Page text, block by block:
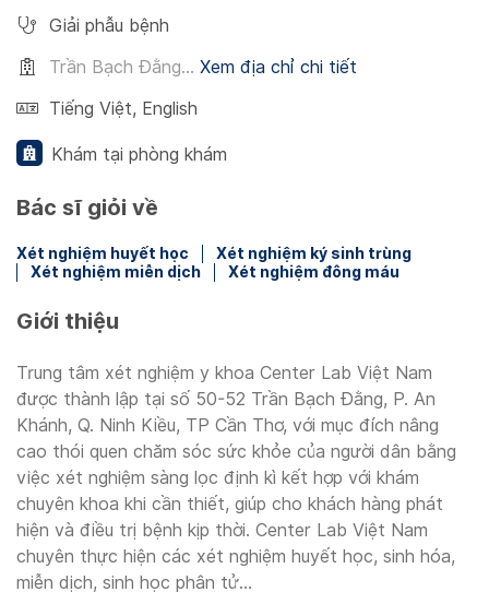
Giải phẫu bệnh
Trần Bạch Đằng... Xem địa chỉ chi tiết
Tiếng Việt, English
Khám tại phòng khám
Bác sĩ giỏi về
Xét nghiệm huyết học
Xét nghiệm ký sinh trùng
Xét nghiệm miễn dịch
Xét nghiệm đông máu
Giới thiệu
Trung tâm xét nghiệm y khoa Center Lab Việt Nam
được thành lập tại số 50-52 Trần Bạch Đằng, P. An
Khánh, Q. Ninh Kiều, TP Cần Thơ, với mục đích nâng
cao thói quen chăm sóc sức khỏe của người dân bằng
việc xét nghiệm sàng lọc định kì kết hợp với khám
chuyên khoa khi cần thiết, giúp cho khách hàng phát
hiện và điều trị bệnh kịp thời. Center Lab Việt Nam
chuyên thực hiện các xét nghiệm huyết học, sinh hóa,
miễn dịch, sinh học phân tử...